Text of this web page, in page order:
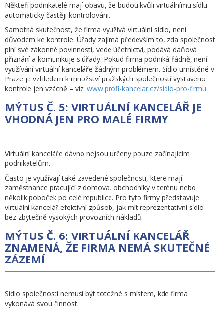
Někteří podnikatelé mají obavu, že budou kvůli virtuálnímu sídlu
automaticky častěji kontrolováni.
Samotná skutečnost, že firma využívá virtuální sídlo, není
důvodem ke kontrole. Úřady zajímá především to, zda společnost
plní své zákonné povinnosti, vede účetnictví, podává daňová
přiznání a komunikuje s úřady. Pokud firma podniká řádně, není
využívání virtuální kanceláře žádným problémem. Sídlo umístěné v
Praze je vzhledem k množství pražských společností vystaveno
kontrole jen vzácně – viz: www.profi-kancelar.cz/sidlo-pro-firmu.
MÝTUS Č. 5: VIRTUÁLNÍ KANCELÁŘ JE
VHODNÁ JEN PRO MALÉ FIRMY
Virtuální kanceláře dávno nejsou určeny pouze začínajícím
podnikatelům.
Často je využívají také zavedené společnosti, které mají
zaměstnance pracující z domova, obchodníky v terénu nebo
několik poboček po celé republice. Pro tyto firmy představuje
virtuální kancelář efektivní způsob, jak mít reprezentativní sídlo
bez zbytečně vysokých provozních nákladů.
MÝTUS Č. 6: VIRTUÁLNÍ KANCELÁŘ
ZNAMENÁ, ŽE FIRMA NEMÁ SKUTEČNÉ
ZÁZEMÍ
Sídlo společnosti nemusí být totožné s místem, kde firma
vykonává svou činnost.